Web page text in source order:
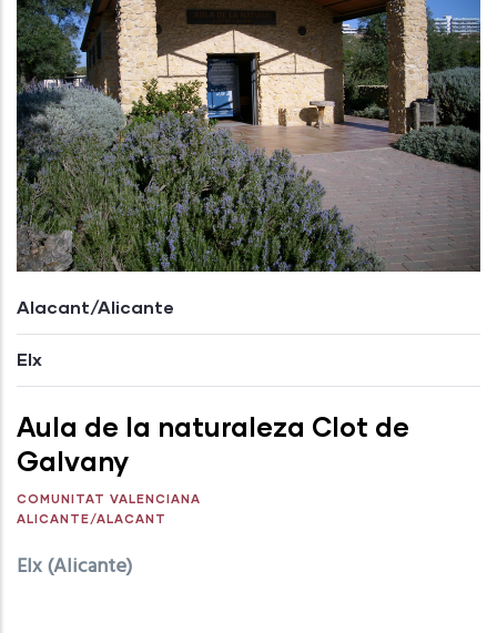
Alacant/Alicante
Elx
Aula de la naturaleza Clot de
Galvany
COMUNITAT VALENCIANA
ALICANTE/ALACANT
Elx (Alicante)